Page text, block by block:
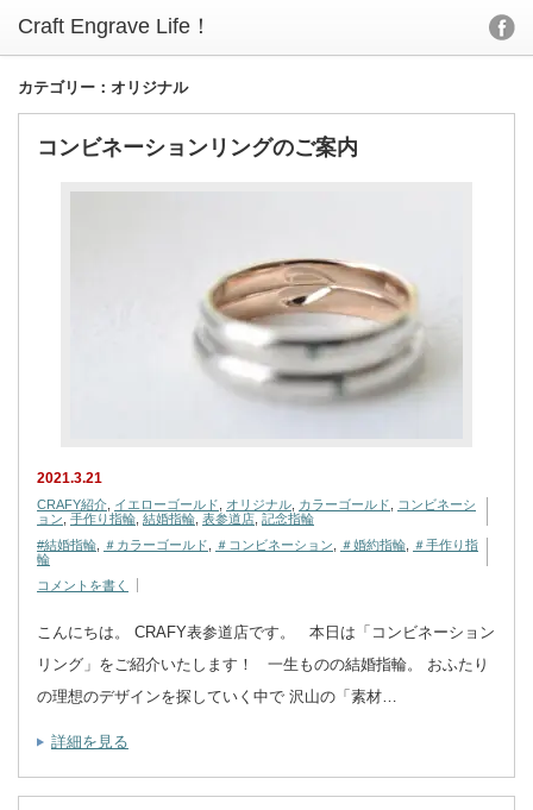
カテゴリー：オリジナル
コンビネーションリングのご案内
2021.3.21
CRAFY紹介, イエローゴールド, オリジナル, カラーゴールド, コンビネーシ
ョン, 手作り指輪, 結婚指輪, 表参道店, 記念指輪
#結婚指輪, ＃カラーゴールド, ＃コンビネーション, ＃婚約指輪, ＃手作り指
輪
コメントを書く
こんにちは。 CRAFY表参道店です。 本日は「コンビネーション
リング」をご紹介いたします！ 一生ものの結婚指輪。 おふたり
の理想のデザインを探していく中で 沢山の「素材…
詳細を見る